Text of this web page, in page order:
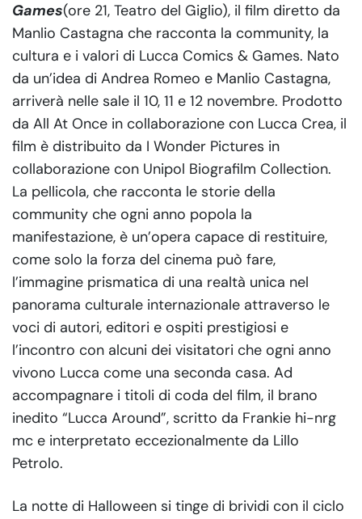
Games(ore 21, Teatro del Giglio), il film diretto da
Manlio Castagna che racconta la community, la
cultura e i valori di Lucca Comics & Games. Nato
da un’idea di Andrea Romeo e Manlio Castagna,
arriverà nelle sale il 10, 11 e 12 novembre. Prodotto
da All At Once in collaborazione con Lucca Crea, il
film è distribuito da I Wonder Pictures in
collaborazione con Unipol Biografilm Collection.
La pellicola, che racconta le storie della
community che ogni anno popola la
manifestazione, è un’opera capace di restituire,
come solo la forza del cinema può fare,
l’immagine prismatica di una realtà unica nel
panorama culturale internazionale attraverso le
voci di autori, editori e ospiti prestigiosi e
l’incontro con alcuni dei visitatori che ogni anno
vivono Lucca come una seconda casa. Ad
accompagnare i titoli di coda del film, il brano
inedito “Lucca Around”, scritto da Frankie hi-nrg
mc e interpretato eccezionalmente da Lillo
Petrolo.
La notte di Halloween si tinge di brividi con il ciclo